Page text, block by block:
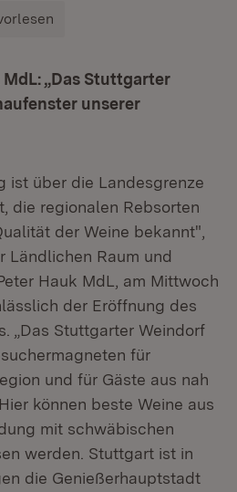
„Das Stuttgarter
unserer
ist über die Landesgrenze
die regionalen Rebsorten
der Weine bekannt",
Ländlichen Raum und
Hauk MdL, am Mittwoch
der Eröffnung des
„Das Stuttgarter Weindorf
für
und für Gäste aus nah
können beste Weine aus
mit schwäbischen
werden. Stuttgart ist in
die Genießerhauptstadt